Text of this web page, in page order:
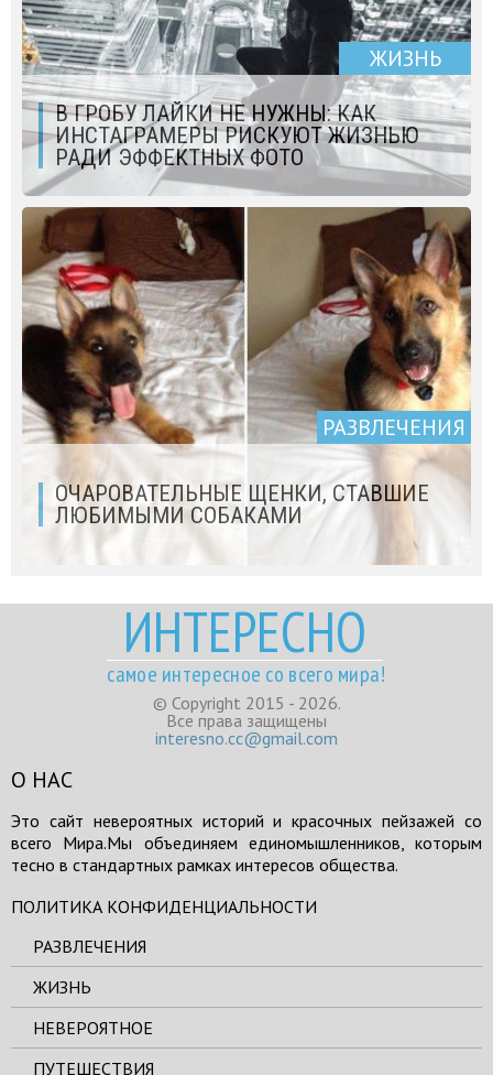
ЖИЗНЬ
В ГРОБУ ЛАЙКИ НЕ НУЖНЫ: КАК
ИНСТАГРАМЕРЫ РИСКУЮТ ЖИЗНЬЮ
РАДИ ЭФФЕКТНЫХ ФОТО
РАЗВЛЕЧЕНИЯ
ОЧАРОВАТЕЛЬНЫЕ ЩЕНКИ, СТАВШИЕ
ЛЮБИМЫМИ СОБАКАМИ
ИНТЕРЕСНО
самое интересное со всего мира!
© Copyright 2015 - 2026.
Все права защищены
interesno.cc@gmail.com
О НАС
Это сайт невероятных историй и красочных пейзажей со
всего Мира.Мы объединяем единомышленников, которым
тесно в стандартных рамках интересов общества.
ПОЛИТИКА КОНФИДЕНЦИАЛЬНОСТИ
РАЗВЛЕЧЕНИЯ
ЖИЗНЬ
НЕВЕРОЯТНОЕ
ПУТЕШЕСТВИЯ